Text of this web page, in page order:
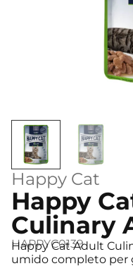
Happy Cat
Happy
Culinary
HAPPYC0139
Happy Cat Adult
umido completo per